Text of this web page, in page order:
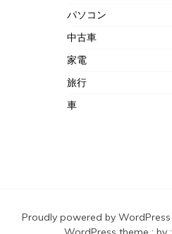
パソコン
中古車
家電
旅行
車
Proudly powered by WordPress